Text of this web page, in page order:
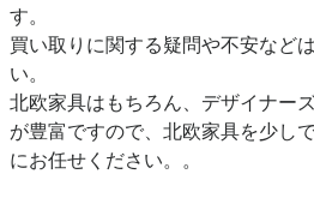
す。
買い取りに関する疑問や不安など
い。
北欧家具はもちろん、デザイナー
が豊富ですので、北欧家具を少し
にお任せください。。